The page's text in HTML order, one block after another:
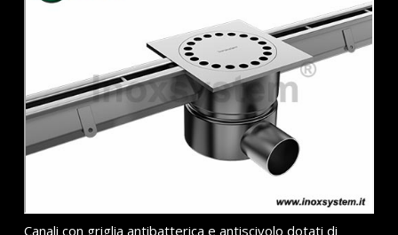
Canali con griglia antibatterica e antiscivolo dotati di